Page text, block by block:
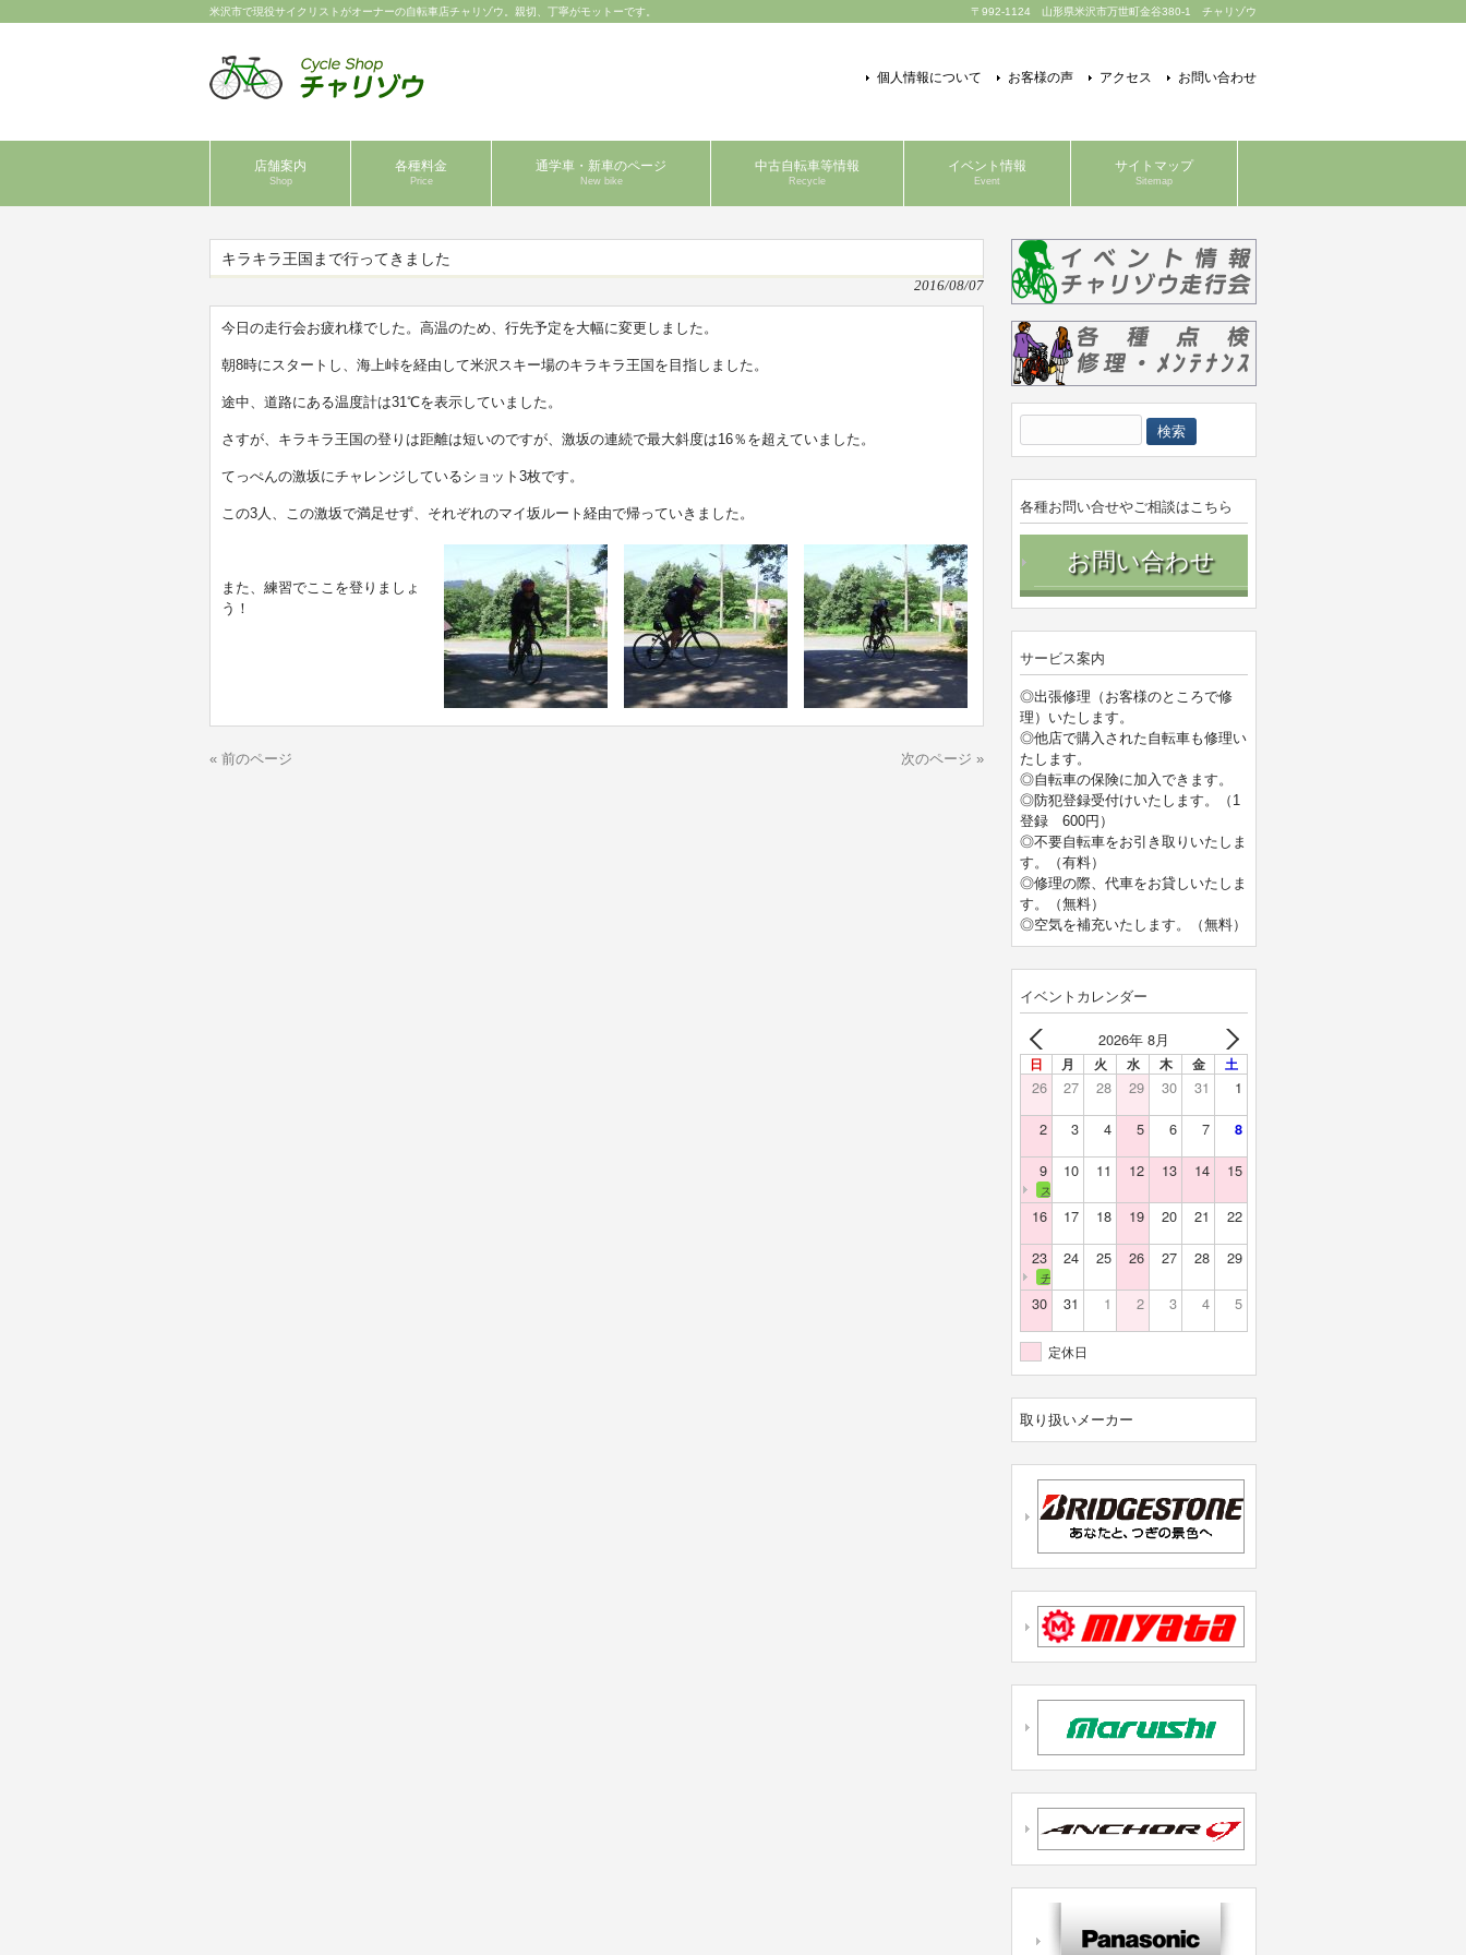
米沢市で現役サイクリストがオーナーの自転車店チャリゾウ。親切、丁寧がモットーです。 〒992-1124 山形県米沢市万世町金谷380-1 チャリゾウ
個人情報について お客様の声 アクセス お問い合わせ
店舗案内
Shop
各種料金
Price
通学車・新車のページ
New bike
中古自転車等情報
Recycle
イベント情報
Event
サイトマップ
Sitemap
キラキラ王国まで行ってきました
2016/08/07
今日の走行会お疲れ様でした。高温のため、行先予定を大幅に変更しました。
朝8時にスタートし、海上峠を経由して米沢スキー場のキラキラ王国を目指しました。
途中、道路にある温度計は31℃を表示していました。
さすが、キラキラ王国の登りは距離は短いのですが、激坂の連続で最大斜度は16％を超えていました。
てっぺんの激坂にチャレンジしているショット3枚です。
この3人、この激坂で満足せず、それぞれのマイ坂ルート経由で帰っていきました。
また、練習でここを登りましょ
う！
« 前のページ 次のページ »
索:
各種お問い合せやご相談はこちら
お問い合わせ
サービス案内
◎出張修理（お客様のところで修
理）いたします。
◎他店で購入された自転車も修理い
たします。
◎自転車の保険に加入できます。
◎防犯登録受付けいたします。（1
登録 600円）
◎不要自転車をお引き取りいたしま
す。（有料）
◎修理の際、代車をお貸しいたしま
す。（無料）
◎空気を補充いたします。（無料）
イベントカレンダー
2026年 8月
日 月 火 水 木 金 土
26 27 28 29 30 31
1
2
3 4 5 6 7 8
9 10 11 12 13 14 15
スカイバレー
16 17 18 19 20 21
22
23
24 25 26 27 28 29
チェリーランド
30 31 1 2 3 4 5
定休日
取り扱いメーカー